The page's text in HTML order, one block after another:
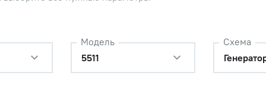
Модель
5511
Схема
консультанту
Наличие